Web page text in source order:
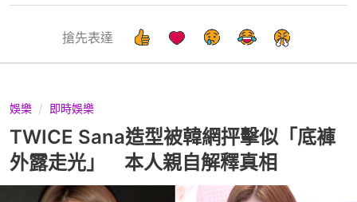
搶先表達
娛樂 即時娛樂
TWICE Sana造型被韓網抨擊似「底褲
外露走光」 本人親自解釋真相